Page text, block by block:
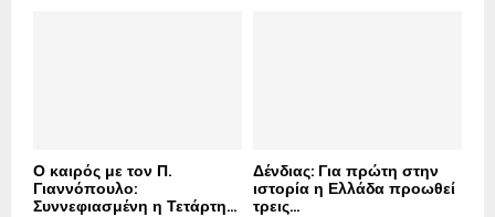
Ο καιρός με τον Π.
Γιαννόπουλο:
Συννεφιασμένη η Τετάρτη...
Δένδιας: Για πρώτη στην
ιστορία η Ελλάδα προωθεί
τρεις...